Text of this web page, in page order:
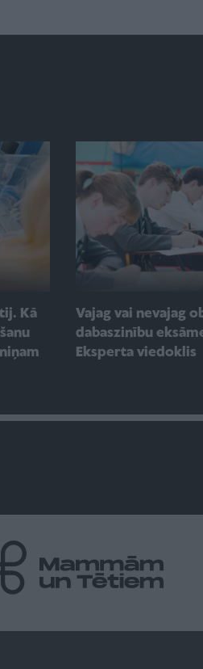
Kā
Vajag vai nevajag
dabaszinību
Eksperta viedoklis